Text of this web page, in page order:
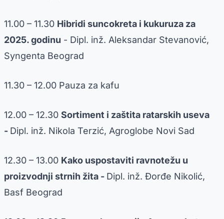
11.00 – 11.30 Hibridi suncokreta i kukuruza za
2025. godinu - Dipl. inž. Aleksandar Stevanović,
Syngenta Beograd
11.30 – 12.00 Pauza za kafu
12.00 – 12.30 Sortiment i zaštita ratarskih useva
- Dipl. inž. Nikola Terzić, Agroglobe Novi Sad
12.30 – 13.00 Kako uspostaviti ravnotežu u
proizvodnji strnih žita - Dipl. inž. Đorđe Nikolić,
Basf Beograd